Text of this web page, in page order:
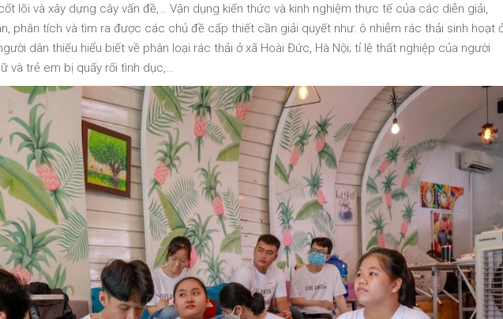
lõi và xây dựng cây vấn đề,… Vận dụng kiến thức và kinh nghiệm thực tế của các diễn giải,
phân tích và tìm ra được các chủ đề cấp thiết cần giải quyết như: ô nhiễm rác thải sinh hoạt
dân thiếu hiểu biết về phân loại rác thải ở xã Hoài Đức, Hà Nội; tỉ lệ thất nghiệp của người
và trẻ em bị quấy rối tình dục,…